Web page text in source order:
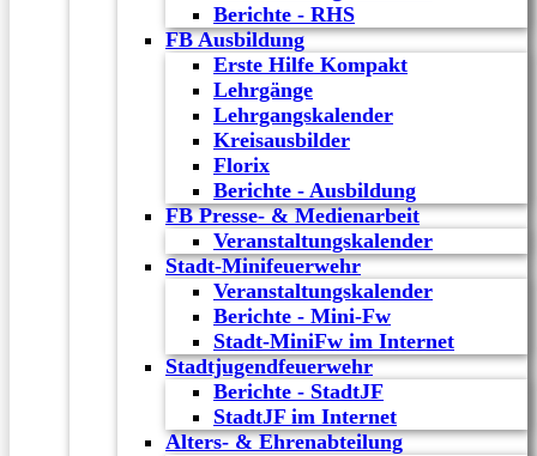
Berichte - RHS
FB Ausbildung
Erste Hilfe Kompakt
Lehrgänge
Lehrgangskalender
Kreisausbilder
Florix
Berichte - Ausbildung
FB Presse- & Medienarbeit
Veranstaltungskalender
Stadt-Minifeuerwehr
Veranstaltungskalender
Berichte - Mini-Fw
Stadt-MiniFw im Internet
Stadtjugendfeuerwehr
Berichte - StadtJF
StadtJF im Internet
Alters- & Ehrenabteilung